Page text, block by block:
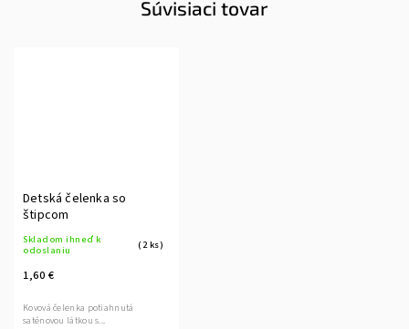
Súvisiaci tovar
Detská čelenka so
štipcom
Skladom ihneď k
odoslaniu
(2 ks)
1,60 €
Kovová čelenka potiahnutá
saténovou látkou s...